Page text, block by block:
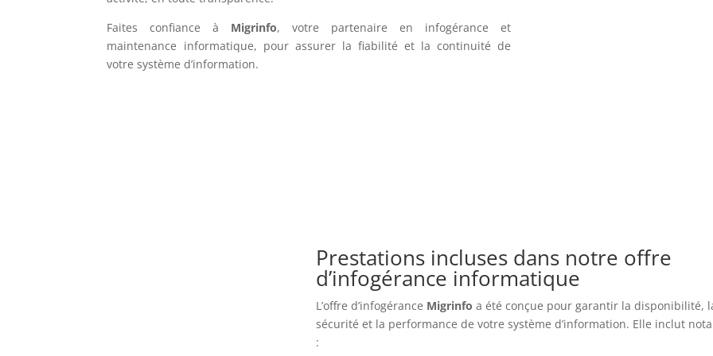
Faites confiance à Migrinfo, votre partenaire en infogérance et
maintenance informatique, pour assurer la fiabilité et la continuité de
votre système d’information.
Prestations incluses dans notre offre
d’infogérance informatique
L’offre d’infogérance Migrinfo a été conçue pour garantir la disponibilité,
sécurité et la performance de votre système d’information. Elle inclut
: